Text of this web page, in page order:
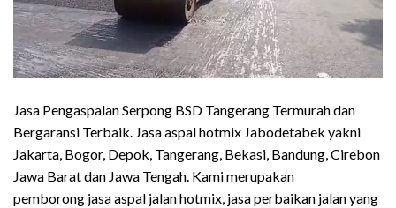
Jasa Pengaspalan Serpong BSD Tangerang Termurah dan
Bergaransi Terbaik. Jasa aspal hotmix Jabodetabek yakni
Jakarta, Bogor, Depok, Tangerang, Bekasi, Bandung, Cirebon
Jawa Barat dan Jawa Tengah. Kami merupakan
pemborong jasa aspal jalan hotmix, jasa perbaikan jalan yang